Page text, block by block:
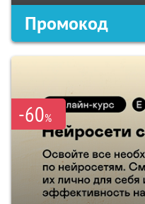
Промокод
-60%